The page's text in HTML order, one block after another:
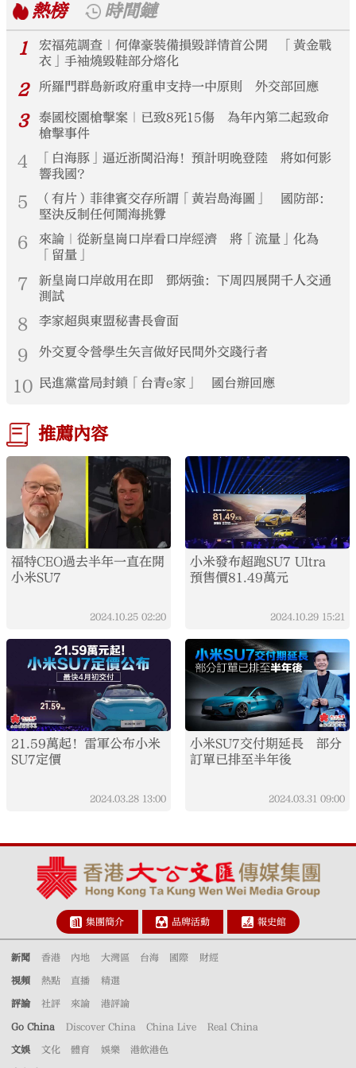
熱榜
時間鏈
1
宏福苑調查｜何偉豪裝備損毀詳情首公開 「黃金戰
衣」手袖燒毀鞋部分熔化
2 所羅門群島新政府重申支持一中原則 外交部回應
3
泰國校園槍擊案｜已致8死15傷 為年內第二起致命
槍擊事件
4
「白海豚」逼近浙閩沿海！預計明晚登陸 將如何影
響我國？
5
（有片）菲律賓交存所謂「黃岩島海圖」 國防部：
堅決反制任何鬧海挑釁
6
來論｜從新皇崗口岸看口岸經濟 將「流量」化為
「留量」
7
新皇崗口岸啟用在即 鄧炳強：下周四展開千人交通
測試
8 李家超與東盟秘書長會面
9 外交夏令營學生矢言做好民間外交踐行者
10 民進黨當局封鎖「台青e家」 國台辦回應
推薦內容
福特CEO過去半年一直在開
小米SU7
2024.10.25 02:20
小米發布超跑SU7 Ultra
預售價81.49萬元
2024.10.29 15:21
21.59萬起！雷軍公布小米
SU7定價
2024.03.28 13:00
小米SU7交付期延長 部分
訂單已排至半年後
2024.03.31 09:00
集團簡介 品牌活動 報史館
新聞 香港 內地 大灣區 台海 國際 財經
視頻 熱點 直播 精選
評論 社評 來論 港評論
Go China Discover China China Live Real China
文娛 文化 體育 娛樂 港飲港色